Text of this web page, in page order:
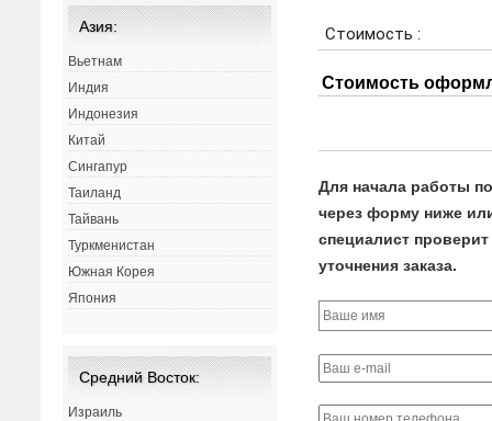
Для начала работы
через форму ниже
специалист
уточнения заказа.
Азия:
Вьетнам
Индия
Индонезия
Китай
Сингапур
Таиланд
Тайвань
Туркменистан
Южная Корея
Япония
Средний Восток:
Израиль